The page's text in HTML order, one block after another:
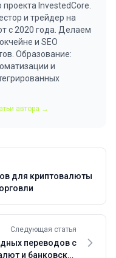
InvestedCore.
и трейдер на
с 2020 года. Делаем
и SEO
Образование:
и
автора →
для криптовалюты
Следующая статья
переводов с
и банковских